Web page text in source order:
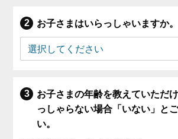
お子さまはいらっしゃいますか。
お子さまの年齢を教えていただ
っしゃらない場合「いない」と
い。